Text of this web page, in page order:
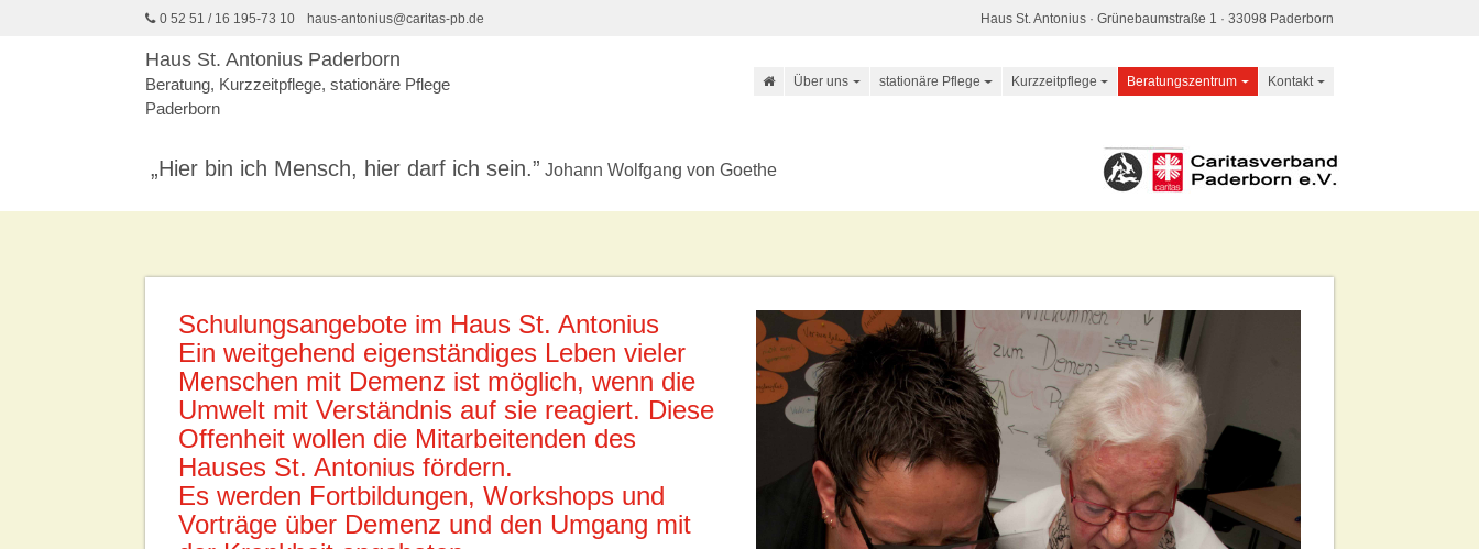
0 52 51 / 16 195-73 10 haus-antonius@caritas-pb.de Haus St. Antonius · Grünebaumstraße 1 · 33098 Paderborn
Haus St. Antonius Paderborn
Beratung, Kurzzeitpflege, stationäre Pflege
Paderborn
Über uns stationäre Pflege Kurzzeitpflege Beratungszentrum Kontakt
Hier bin ich Mensch, hier darf ich sein. Johann Wolfgang von Goethe
Schulungsangebote im Haus St. Antonius
Ein weitgehend eigenständiges Leben vieler
Menschen mit Demenz ist möglich, wenn die
Umwelt mit Verständnis auf sie reagiert. Diese
Offenheit wollen die Mitarbeitenden des
Hauses St. Antonius fördern.
Es werden Fortbildungen, Workshops und
Vorträge über Demenz und den Umgang mit